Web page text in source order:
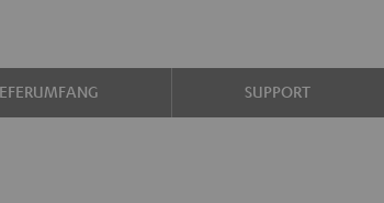
SUPPORT